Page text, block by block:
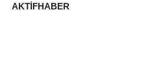
AKTİFHABER